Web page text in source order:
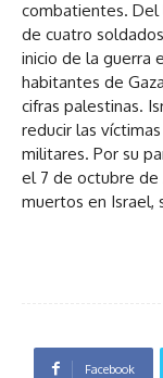
combatientes. Del
de cuatro
inicio de la guerra
habitantes de
cifras palestinas.
reducir las
militares. Por su
el 7 de octubre de
muertos en Israel,
Facebook